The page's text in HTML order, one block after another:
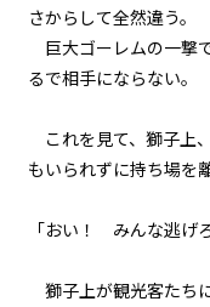
さからして全然違う。
巨大ゴーレムの一撃
るで相手にならない。
これを見て、獅子上
もいられずに持ち場を
「おい！ みんな逃げろ
獅子上が観光客たち